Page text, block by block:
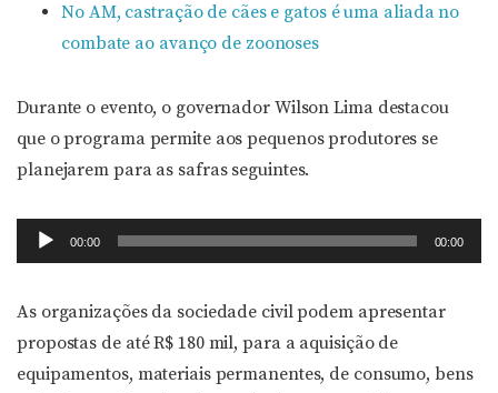
No AM, castração de cães e gatos é uma aliada no
combate ao avanço de zoonoses
Durante o evento, o governador Wilson Lima destacou
que o programa permite aos pequenos produtores se
planejarem para as safras seguintes.
Tocador
de
00:00 00:00
As organizações da sociedade civil podem apresentar
propostas de até R$ 180 mil, para a aquisição de
equipamentos, materiais permanentes, de consumo, bens